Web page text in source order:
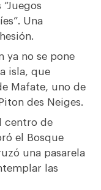
Una
ya no se pone
isla, que
Mafate, uno de
des Neiges.
centro de
el Bosque
una pasarela
las